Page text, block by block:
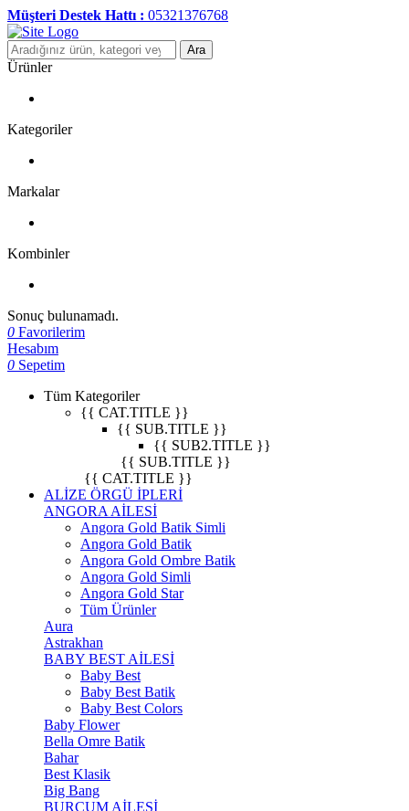
Müşteri Destek Hattı : 05321376768
Ara
Ürünler
Kategoriler
Markalar
Kombinler
Sonuç bulunamadı.
0 Favorilerim
Hesabım
0 Sepetim
Tüm Kategoriler
{{ CAT.TITLE }}
{{ SUB.TITLE }}
{{ SUB2.TITLE }}
{{ SUB.TITLE }}
{{ CAT.TITLE }}
ALİZE ÖRGÜ İPLERİ
ANGORA AİLESİ
Angora Gold Batik Simli
Angora Gold Batik
Angora Gold Ombre Batik
Angora Gold Simli
Angora Gold Star
Tüm Ürünler
Aura
Astrakhan
BABY BEST AİLESİ
Baby Best
Baby Best Batik
Baby Best Colors
Baby Flower
Bella Omre Batik
Bahar
Best Klasik
Big Bang
BURCUM AİLESİ